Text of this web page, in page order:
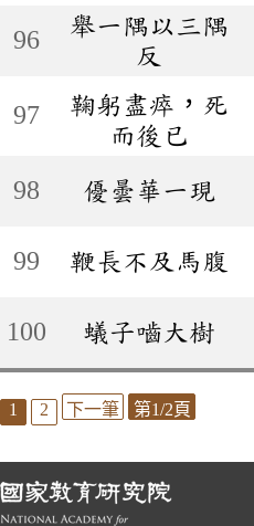
96
舉一隅以三隅
反
97
鞠躬盡瘁，死
而後已
98 優曇華一現
99
鞭長不及馬腹
100
蟻子嚙大樹
1 2 下一筆 第1/2頁